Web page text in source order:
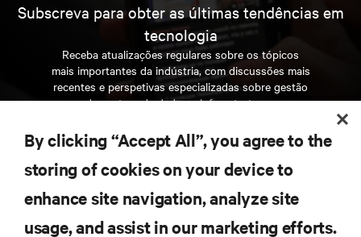
Subscreva para obter as últimas tendências em
tecnologia
Receba atualizações regulares sobre os tópicos
mais importantes da indústria, com discussões mais
recentes e perspetivas especializadas sobre gestão
de centros de dados e infraestruturas.
INSCREVA-SE AGORA
RECURSOS
By clicking “Accept All”, you agree to the
storing of cookies on your device to
enhance site navigation, analyze site
usage, and assist in our marketing efforts.